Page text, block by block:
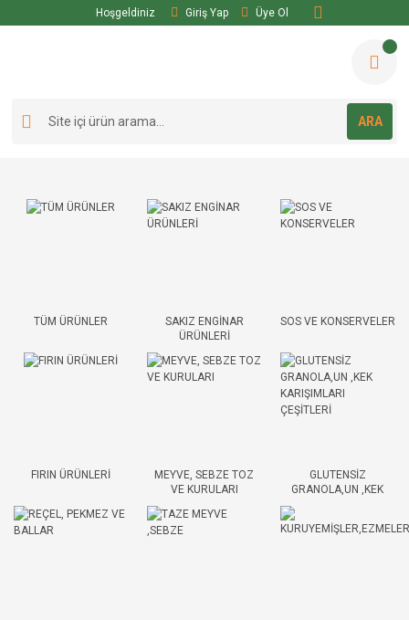
Hoşgeldiniz Giriş Yap Üye Ol
ARA
TÜM ÜRÜNLER
SAKIZ ENGİNAR
ÜRÜNLERİ
SOS VE KONSERVELER
FIRIN ÜRÜNLERİ
MEYVE, SEBZE TOZ
VE KURULARI
GLUTENSİZ
GRANOLA,UN ,KEK